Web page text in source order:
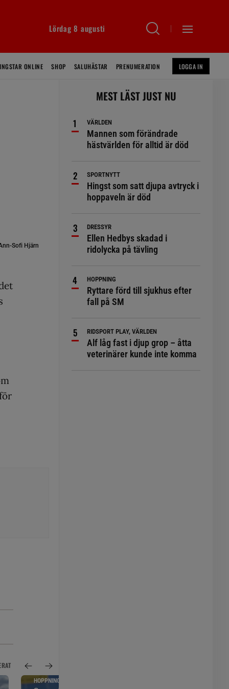
Lördag 8 augusti
ONLINE SHOP SALUHÄSTAR PRENUMERATION LOGGA IN
Sofi Hjärn
HOPPNING
MEST LÄST JUST NU
VÄRLDEN
Mannen som förändrade
hästvärlden för alltid är död
SPORTNYTT
Hingst som satt djupa avtryck i
hoppaveln är död
DRESSYR
Ellen Hedbys skadad i
ridolycka på tävling
HOPPNING
Ryttare förd till sjukhus efter
fall på SM
RIDSPORT PLAY, VÄRLDEN
Alf låg fast i djup grop – åtta
veterinärer kunde inte komma